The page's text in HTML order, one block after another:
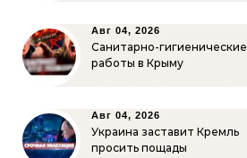
Авг 04, 2026
Санитарно-гигиенические
работы в Крыму
Авг 04, 2026
Украина заставит Кремль
просить пощады